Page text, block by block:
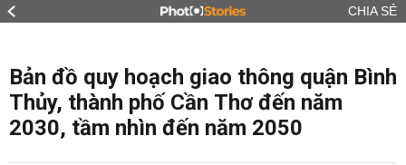
CHIA SẺ
Bản đồ quy hoạch giao thông quận Bình
Thủy, thành phố Cần Thơ đến năm
2030, tầm nhìn đến năm 2050